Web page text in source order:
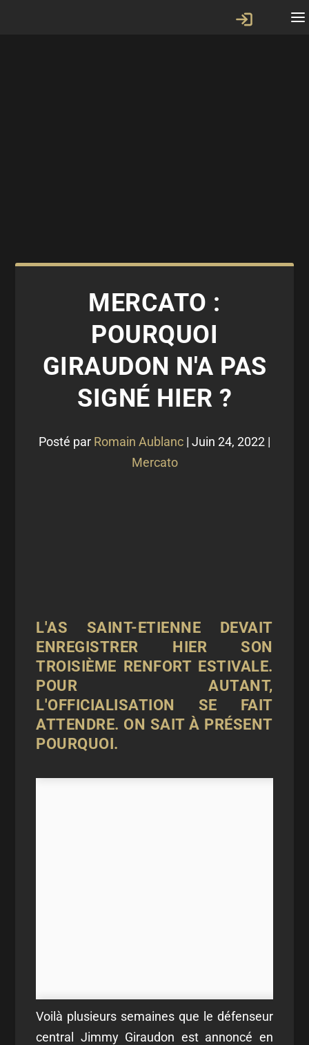
MERCATO :
POURQUOI
GIRAUDON N'A PAS
SIGNÉ HIER ?
Posté par Romain Aublanc | Juin 24, 2022 |
Mercato
L'AS SAINT-ETIENNE DEVAIT
ENREGISTRER HIER SON
TROISIÈME RENFORT ESTIVALE.
POUR AUTANT,
L'OFFICIALISATION SE FAIT
ATTENDRE. ON SAIT À PRÉSENT
POURQUOI.
Voilà plusieurs semaines que le défenseur
central Jimmy Giraudon est annoncé en